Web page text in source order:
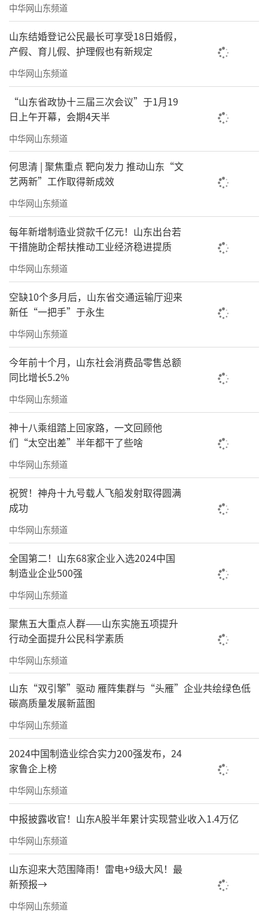
间上全面发力。要守牢省内主阵地，融入国内
国际双循环，健全合作保障机制，以更加开放
的姿态、更加务实的举措，深化构建“大交
流、大合作、大发展”工作格局。十要聚焦加
强党的建设，在筑牢发展根基上全面发力。要
突出政治建设，夯实基层基础，狠抓队伍建
设，深化正风肃纪，抓实民生保障，为地矿事
业高质量发展提供坚强的政治和组织保证。
会议要求，要全力以赴抓好经济发展、项
目争取，确保实现一季度“开门好、开门
红”。要切实抓好安全生产，持续排查整治风
险隐患，确保地矿系统安全和谐稳定。
会议号召，山东省地矿局全局广大干部职
工要牢记习近平总书记殷切嘱托，认真落实省
委、省政府安排部署，扛牢“走在前、挑大
梁”政治担当，坚定信心、勠力同心，踔厉奋
发、锐意进取，奋力谱写全国一流现代化地质
强局建设新篇章。
会议表彰了2025年度山东省地矿局全局高
质量发展优秀单位、高质量发展突出贡献单
位、全局党建工作先进单位、全局优秀地质成
果奖获奖单位、全局矿产地质勘查质量管理先
进单位、全局环境地质勘查质量管理先进单
位、全局安全生产和应急管理工作先进单位。
四家局属单位主要负责同志作典型发言。
会议以视频会议形式召开，省纪委监委驻
省自然资源厅纪检监察组有关负责同志，山东
省地矿局总师、二级巡视员，局属单位、机关
处室主要负责同志，省地质工会主要负责同
志，局机关四级调研员以上干部在主会场参加
会议。局属各单位领导班子成员，中层以上干
部在各分会场参加会议。
（来源：山东地矿）
责任编辑：周龙
中华网山东频道
山东结婚登记公民最长可享受18日婚假，
产假、育儿假、护理假也有新规定
中华网山东频道
“山东省政协十三届三次会议”于1月19
日上午开幕，会期4天半
中华网山东频道
何思清 | 聚焦重点 靶向发力 推动山东“文
艺两新”工作取得新成效
中华网山东频道
每年新增制造业贷款千亿元！山东出台若
干措施助企帮扶推动工业经济稳进提质
中华网山东频道
空缺10个多月后，山东省交通运输厅迎来
新任“一把手”于永生
中华网山东频道
今年前十个月，山东社会消费品零售总额
同比增长5.2%
中华网山东频道
神十八乘组踏上回家路，一文回顾他
们“太空出差”半年都干了些啥
中华网山东频道
祝贺！神舟十九号载人飞船发射取得圆满
成功
中华网山东频道
全国第二！山东68家企业入选2024中国
制造业企业500强
中华网山东频道
聚焦五大重点人群——山东实施五项提升
行动全面提升公民科学素质
中华网山东频道
山东“双引擎”驱动 雁阵集群与“头雁”企业共绘绿色低
碳高质量发展新蓝图
中华网山东频道
2024中国制造业综合实力200强发布，24
家鲁企上榜
中华网山东频道
中报披露收官！山东A股半年累计实现营业收入1.4万亿
中华网山东频道
山东迎来大范围降雨！雷电+9级大风！最
新预报→
中华网山东频道